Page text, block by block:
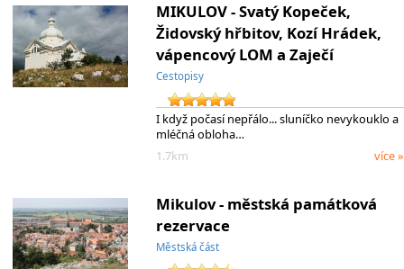
MIKULOV - Svatý Kopeček,
Židovský hřbitov, Kozí Hrádek,
vápencový LOM a Zaječí
Cestopisy
I když počasí nepřálo... sluníčko nevykouklo a
mléčná obloha…
1.7km
více »
Mikulov - městská památková
rezervace
Městská část